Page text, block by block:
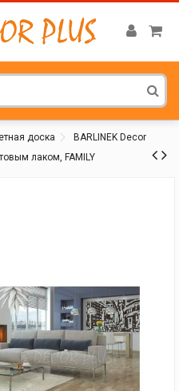
доска
BARLINEK Decor
лаком, FAMILY